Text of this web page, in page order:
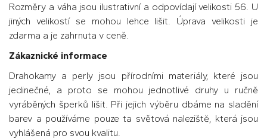
Rozměry a váha jsou ilustrativní a odpovídají velikosti 56. U
jiných velikostí se mohou lehce lišit. Úprava velikosti je
zdarma a je zahrnuta v ceně.
Zákaznické informace
Drahokamy a perly jsou přírodními materiály, které jsou
jedinečné, a proto se mohou jednotlivé druhy u ručně
vyráběných šperků lišit. Při jejich výběru dbáme na sladění
barev a používáme pouze ta světová naleziště, která jsou
vyhlášená pro svou kvalitu.